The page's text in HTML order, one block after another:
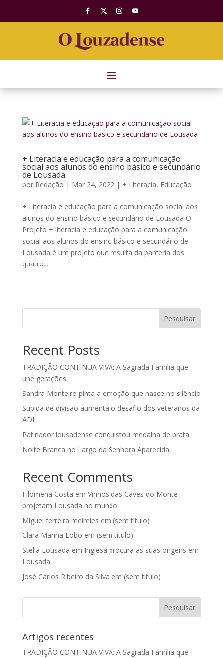
+ Literacia e educação para a comunicação
social aos alunos do ensino básico e secundário
de Lousada
por Redação | Mar 24, 2022| + Literacia, Educação
+ Literacia e educação para a comunicação social aos
alunos do ensino básico e secundário de Lousada O
Projeto + literacia e educação para a comunicação
social aos alunos do ensino básico e secundário de
Lousada é um projeto que resulta da parceria dos
quatro...
Pesquisar
Recent Posts
TRADIÇÃO CONTINUA VIVA: A Sagrada Família que
une gerações
Sandra Monteiro pinta a emoção que nasce no silêncio
Subida de divisão aumenta o desafio dos veteranos da
ADL
Patinador lousadense conquistou medalha de prata
Noite Branca no Largo da Senhora Aparecida
Recent Comments
Filomena Costa em Vinhos das Caves do Monte
projetam Lousada no mundo
Miguel ferreira meireles em (sem título)
Clara Marina Lobo em (sem título)
Stella Lousada em Inglesa procura as suas origens em
Lousada
José Carlos Ribeiro da Silva em (sem título)
Artigos recentes
TRADIÇÃO CONTINUA VIVA: A Sagrada Família que